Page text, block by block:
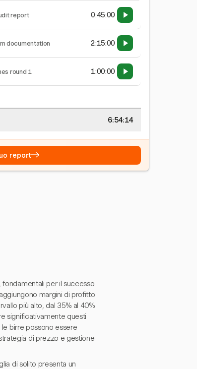
report 0:45:00
documentation 2:15:00
round 1 1:00:00
6:54:15
report→
per il successo
margini di profitto
più alto, dal 35% al 40%
significativamente questi
birre possono essere
di prezzo e gestione
di solito presenta un